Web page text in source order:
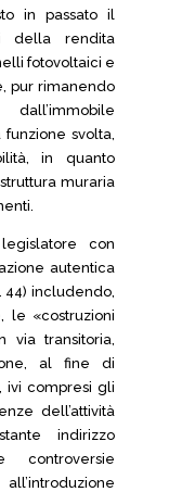
in passato il
della rendita
fotovoltaici e
pur rimanendo
svolta,
in quanto
muraria
con
autentica
44) includendo,
le «costruzioni
via transitoria,
al fine di
ivi compresi gli
dell’attività
indirizzo
controversie